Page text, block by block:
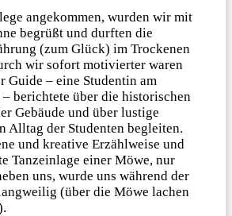
angekommen, wurden wir mit
begrüßt und durften die
(zum Glück) im Trockenen
wir sofort motivierter waren
Guide – eine Studentin am
berichtete über die historischen
Gebäude und über lustige
Alltag der Studenten begleiten.
und kreative Erzählweise und
Tanzeinlage einer Möwe, nur
uns, wurde uns während der
(über die Möwe lachen